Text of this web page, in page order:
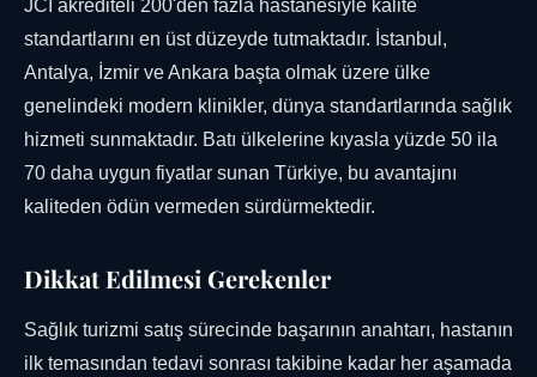
JCI akrediteli 200'den fazla hastanesiyle kalite
standartlarını en üst düzeyde tutmaktadır. İstanbul,
Antalya, İzmir ve Ankara başta olmak üzere ülke
genelindeki modern klinikler, dünya standartlarında sağlık
hizmeti sunmaktadır. Batı ülkelerine kıyasla yüzde 50 ila
70 daha uygun fiyatlar sunan Türkiye, bu avantajını
kaliteden ödün vermeden sürdürmektedir.
Dikkat Edilmesi Gerekenler
Sağlık turizmi satış sürecinde başarının anahtarı, hastanın
ilk temasından tedavi sonrası takibine kadar her aşamada